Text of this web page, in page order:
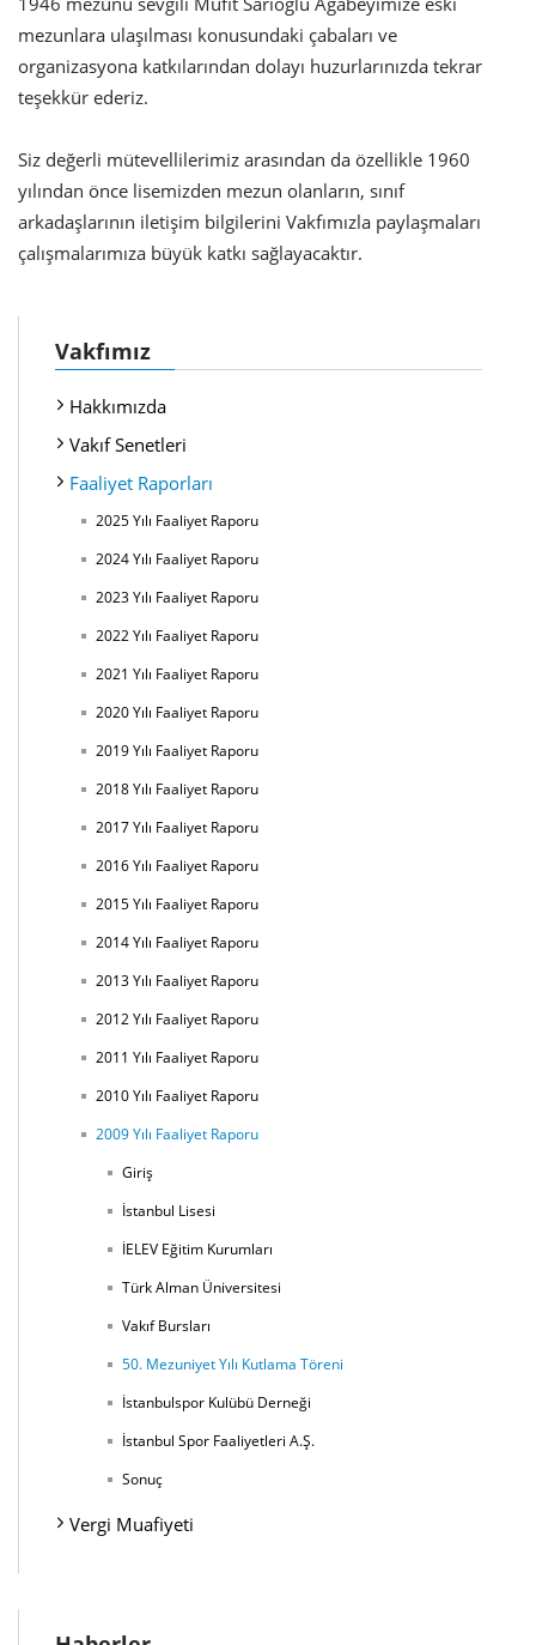
mezunlara ulaşılması konusundaki çabaları ve
organizasyona katkılarından dolayı huzurlarınızda tekrar
teşekkür ederiz.
Siz değerli mütevellilerimiz arasından da özellikle 1960
yılından önce lisemizden mezun olanların, sınıf
arkadaşlarının iletişim bilgilerini Vakfımızla paylaşmaları
çalışmalarımıza büyük katkı sağlayacaktır.
Vakfımız
Hakkımızda
Vakıf Senetleri
Faaliyet Raporları
2025 Yılı Faaliyet Raporu
2024 Yılı Faaliyet Raporu
2023 Yılı Faaliyet Raporu
2022 Yılı Faaliyet Raporu
2021 Yılı Faaliyet Raporu
2020 Yılı Faaliyet Raporu
2019 Yılı Faaliyet Raporu
2018 Yılı Faaliyet Raporu
2017 Yılı Faaliyet Raporu
2016 Yılı Faaliyet Raporu
2015 Yılı Faaliyet Raporu
2014 Yılı Faaliyet Raporu
2013 Yılı Faaliyet Raporu
2012 Yılı Faaliyet Raporu
2011 Yılı Faaliyet Raporu
2010 Yılı Faaliyet Raporu
2009 Yılı Faaliyet Raporu
Giriş
İstanbul Lisesi
İELEV Eğitim Kurumları
Türk Alman Üniversitesi
Vakıf Bursları
50. Mezuniyet Yılı Kutlama Töreni
İstanbulspor Kulübü Derneği
İstanbul Spor Faaliyetleri A.Ş.
Sonuç
Vergi Muafiyeti